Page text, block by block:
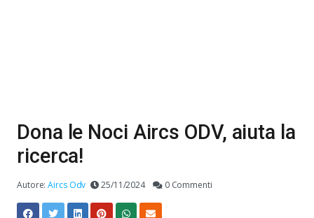
Dona le Noci Aircs ODV, aiuta la
ricerca!
Autore:Aircs Odv 25/11/2024 0 Commenti